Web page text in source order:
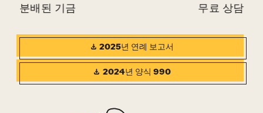
2017년 이후 분배된 기금
2025년 연례 보고서
2024년 양식 990